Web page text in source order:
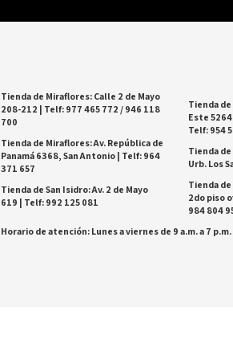
Tienda de Miraflores: Calle 2 de Mayo
208-212 | Telf: 977 465 772 / 946 118
700
Tienda de Miraflores: Av. República de
Panamá 6368, San Antonio | Telf: 964
371 657
Tienda de San Isidro: Av. 2 de Mayo
619 | Telf: 992 125 081
Tienda de
Este 5264
Telf: 954
Tienda
Urb. Los
Tienda
2do piso
984 804
Horario de atención: Lunes a viernes de 9 a.m. a 7 p.m.